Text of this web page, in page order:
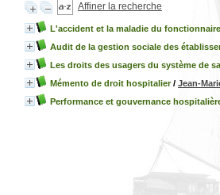
Affiner la recherche
L'accident et la maladie du
Audit de la gestion sociale des
Les droits des usagers du système de
Mémento de droit hospitalier/ Jean-
Performance et gouvernance